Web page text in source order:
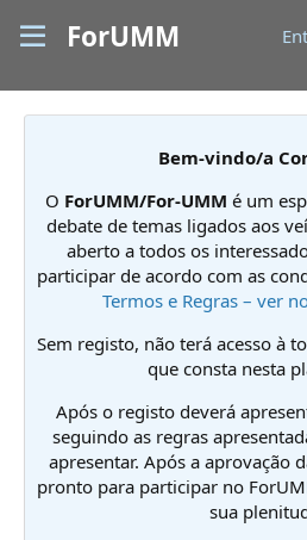
ForUMM
Bem-vindo/a
O ForUMM/For-UMM é um
debate de temas ligados aos
aberto a todos os
participar de acordo com as
Termos e Regras – ver
Sem registo, não terá acesso à
que consta nesta
Após o registo deverá
seguindo as regras
apresentar. Após a aprovação
pronto para participar no
sua